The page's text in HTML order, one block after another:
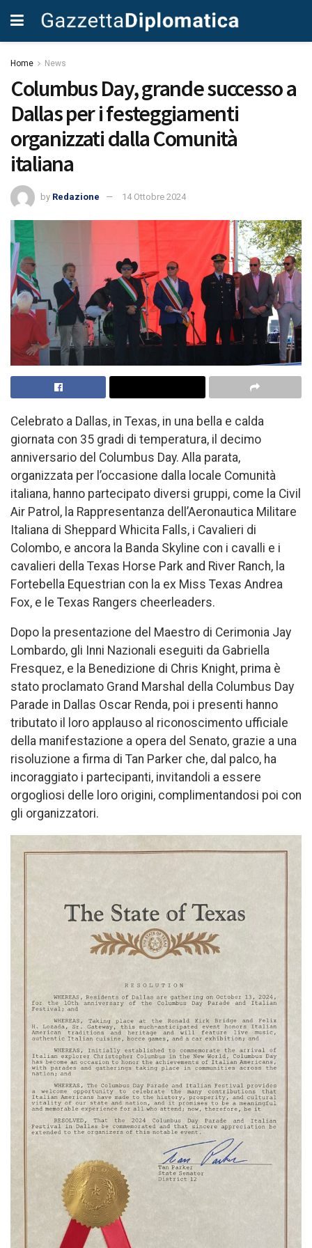
Home News
Columbus Day, grande successo a
Dallas per i festeggiamenti
organizzati dalla Comunità
italiana
by Redazione 14 Ottobre 2024
Celebrato a Dallas, in Texas, in una bella e calda
giornata con 35 gradi di temperatura, il decimo
anniversario del Columbus Day. Alla parata,
organizzata per l’occasione dalla locale Comunità
italiana, hanno partecipato diversi gruppi, come la Civil
Air Patrol, la Rappresentanza dell’Aeronautica Militare
Italiana di Sheppard Whicita Falls, i Cavalieri di
Colombo, e ancora la Banda Skyline con i cavalli e i
cavalieri della Texas Horse Park and River Ranch, la
Fortebella Equestrian con la ex Miss Texas Andrea
Fox, e le Texas Rangers cheerleaders.
Dopo la presentazione del Maestro di Cerimonia Jay
Lombardo, gli Inni Nazionali eseguiti da Gabriella
Fresquez, e la Benedizione di Chris Knight, prima è
stato proclamato Grand Marshal della Columbus Day
Parade in Dallas Oscar Renda, poi i presenti hanno
tributato il loro applauso al riconoscimento ufficiale
della manifestazione a opera del Senato, grazie a una
risoluzione a firma di Tan Parker che, dal palco, ha
incoraggiato i partecipanti, invitandoli a essere
orgogliosi delle loro origini, complimentandosi poi con
gli organizzatori.